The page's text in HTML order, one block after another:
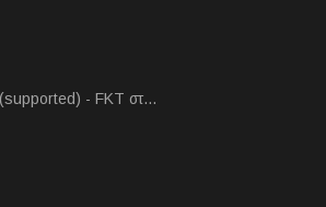
- FKT στ…